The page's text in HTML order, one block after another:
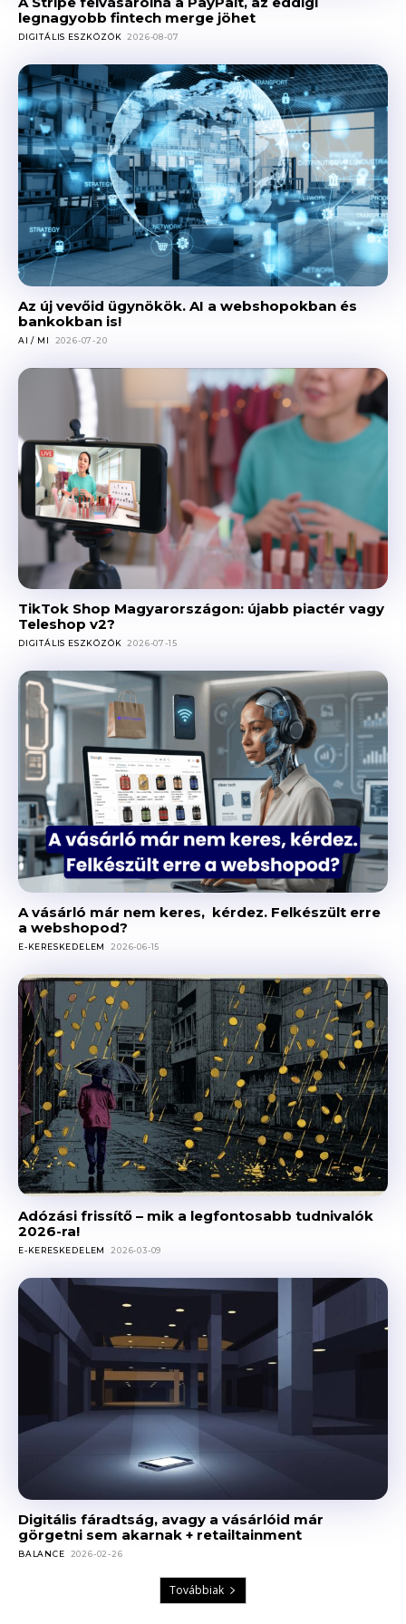
legnagyobb fintech merge jöhet
DIGITÁLIS ESZKÖZÖK 2026-08-07
Az új vevőid ügynökök. AI a webshopokban és
bankokban is!
AI / MI 2026-07-20
TikTok Shop Magyarországon: újabb piactér vagy
Teleshop v2?
DIGITÁLIS ESZKÖZÖK 2026-07-15
A vásárló már nem keres, kérdez. Felkészült erre
a webshopod?
E-KERESKEDELEM 2026-06-15
Adózási frissítő – mik a legfontosabb tudnivalók
2026-ra!
E-KERESKEDELEM 2026-03-09
Digitális fáradtság, avagy a vásárlóid már
görgetni sem akarnak + retailtainment
BALANCE 2026-02-26
Továbbiak